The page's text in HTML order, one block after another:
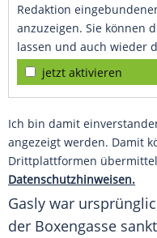
Redaktion
anzuzeigen. Sie können
lassen und auch wieder
jetzt aktivieren
Ich bin damit
angezeigt werden. Damit
Drittplattformen
Datenschutzhinweisen.
Gasly war
der Boxengasse